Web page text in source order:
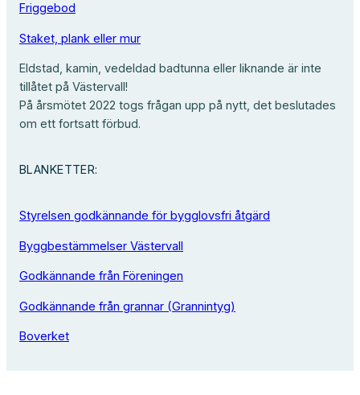
Friggebod
Staket, plank eller mur
Eldstad, kamin, vedeldad badtunna eller liknande är inte
tillåtet på Västervall!
På årsmötet 2022 togs frågan upp på nytt, det beslutades
om ett fortsatt förbud.
BLANKETTER:
Styrelsen godkännande för bygglovsfri åtgärd
Byggbestämmelser Västervall
Godkännande från Föreningen
Godkännande från grannar (Grannintyg)
Boverket